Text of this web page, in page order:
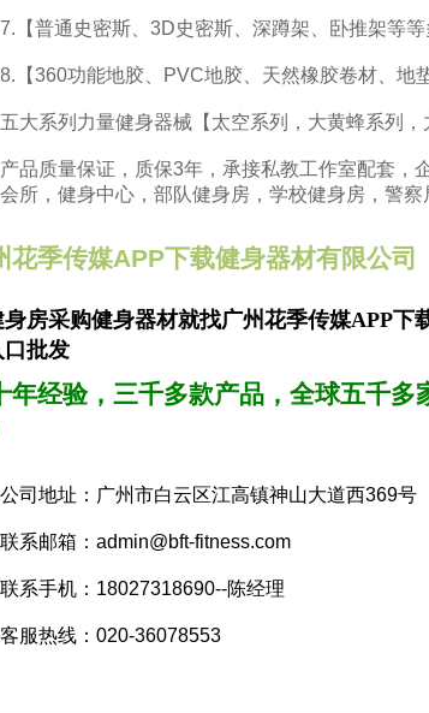
普通史密斯、3D史密斯、深蹲架、卧推架等等
360功能地胶、PVC地胶、天然橡胶卷材、地垫
系列力量健身器械【太空系列，大黄蜂系列，
质量保证，质保3年，承接私教工作室配套，
所，健身中心，部队健身房，学校健身房，警
花季传媒APP下载健身器材有限公司
房采购健身器材就找广州花季传媒APP下
口批发
年经验，三千多款产品，全球五千
地址：广州市白云区江高镇神山大道西369号
邮箱：admin@bft-fitness.com
手机：18027318690--陈经理
热线：020-36078553